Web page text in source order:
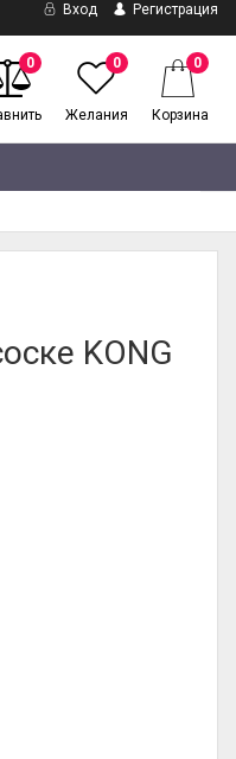
Вход Регистрация
0 0
Желания
0
Корзина
KONG